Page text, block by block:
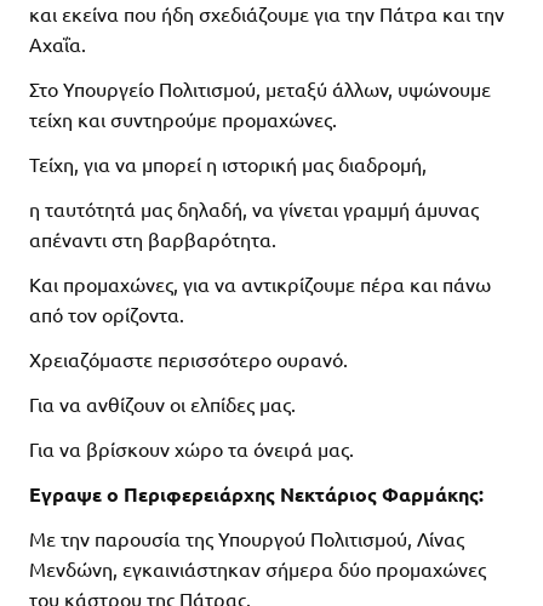
και εκείνα που ήδη σχεδιάζουμε για την Πάτρα και την
Αχαΐα.
Στο Υπουργείο Πολιτισμού, μεταξύ άλλων, υψώνουμε
τείχη και συντηρούμε προμαχώνες.
Τείχη, για να μπορεί η ιστορική μας διαδρομή,
η ταυτότητά μας δηλαδή, να γίνεται γραμμή άμυνας
απέναντι στη βαρβαρότητα.
Και προμαχώνες, για να αντικρίζουμε πέρα και πάνω
από τον ορίζοντα.
Χρειαζόμαστε περισσότερο ουρανό.
Για να ανθίζουν οι ελπίδες μας.
Για να βρίσκουν χώρο τα όνειρά μας.
Εγραψε ο Περιφερειάρχης Νεκτάριος Φαρμάκης:
Με την παρουσία της Υπουργού Πολιτισμού, Λίνας
Μενδώνη, εγκαινιάστηκαν σήμερα δύο προμαχώνες
του κάστρου της Πάτρας.